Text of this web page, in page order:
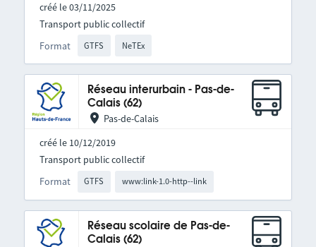
créé le 03/11/2025
Format GTFS NeTEx
Transport public collectif
Réseau interurbain - Pas-de-
Calais (62)
Pas-de-Calais
créé le 10/12/2019
Format GTFS www:link-1.0-http--link
Transport public collectif
Réseau scolaire de Pas-de-
Calais (62)